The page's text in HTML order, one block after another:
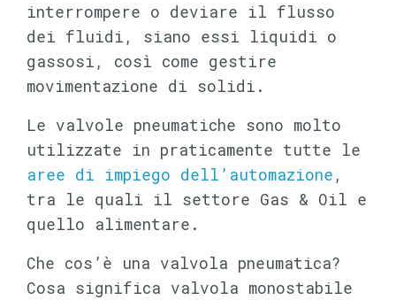
interrompere o deviare il flusso
dei fluidi, siano essi liquidi o
gassosi, così come gestire
movimentazione di solidi.
Le valvole pneumatiche sono molto
utilizzate in praticamente tutte le
aree di impiego dell’automazione ,
tra le quali il settore Gas & Oil e
quello alimentare.
Che cos’è una valvola pneumatica?
Cosa significa valvola monostabile